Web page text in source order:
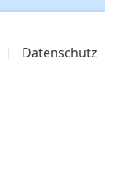
| Datenschutz